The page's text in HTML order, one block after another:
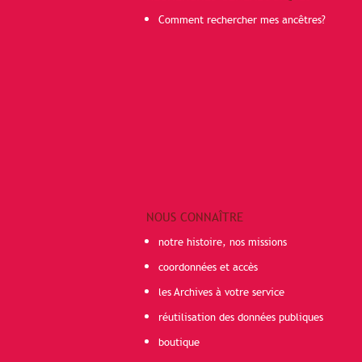
Comment rechercher mes ancêtres?
NOUS CONNAÎTRE
notre histoire, nos missions
coordonnées et accès
les Archives à votre service
réutilisation des données publiques
boutique